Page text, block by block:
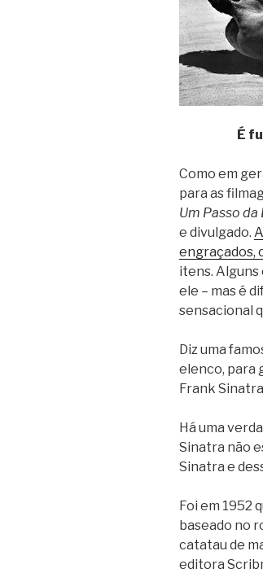
É
Como em
para as
Um Passo
e divulgado.
engraçados,
itens.
ele – mas é
sensacional
Diz uma
elenco, para
Frank
Há uma
Sinatra não
Sinatra e
Foi em 1952
baseado no
catatau de
editora